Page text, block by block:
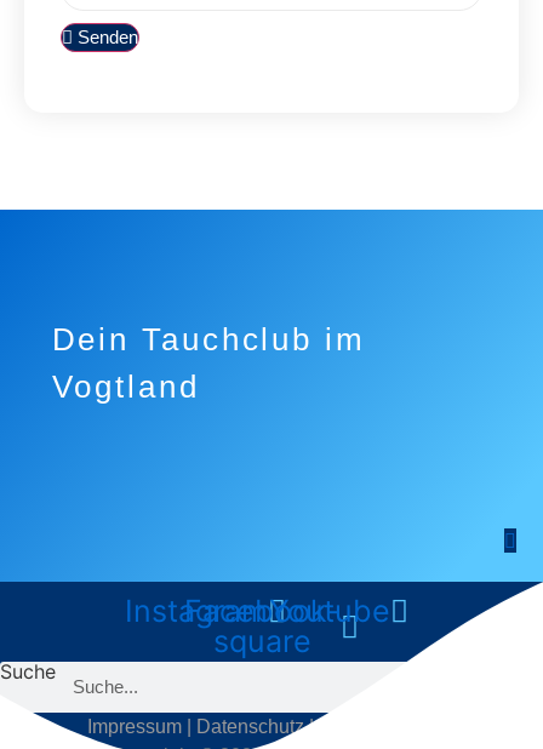
Senden
Dein Tauchclub im
Vogtland
Instagram
Facebook-
square
Youtube
Suche
Impressum Datenschutz |